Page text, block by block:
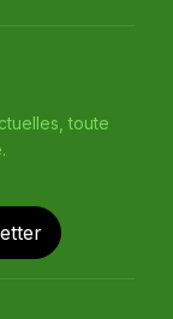
toute